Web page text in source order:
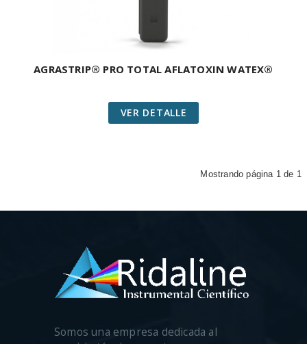
AGRASTRIP® PRO TOTAL AFLATOXIN WATEX®
VER DETALLE
Mostrando página 1 de 1
Somos una empresa dedicada al